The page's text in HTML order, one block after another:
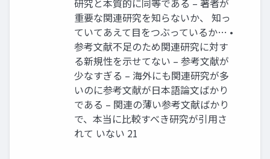
研究と本質的に同等である – 著者が
重要な関連研究を知らないか、 知っ
ていてあえて目をつぶっているか… •
参考文献不足のため関連研究に対す
る新規性を示せてない – 参考文献が
少なすぎる – 海外にも関連研究が多
いのに参考文献が日本語論文ばかり
である – 関連の薄い参考文献ばかり
で、本当に比較すべき研究が引用さ
れて いない 21